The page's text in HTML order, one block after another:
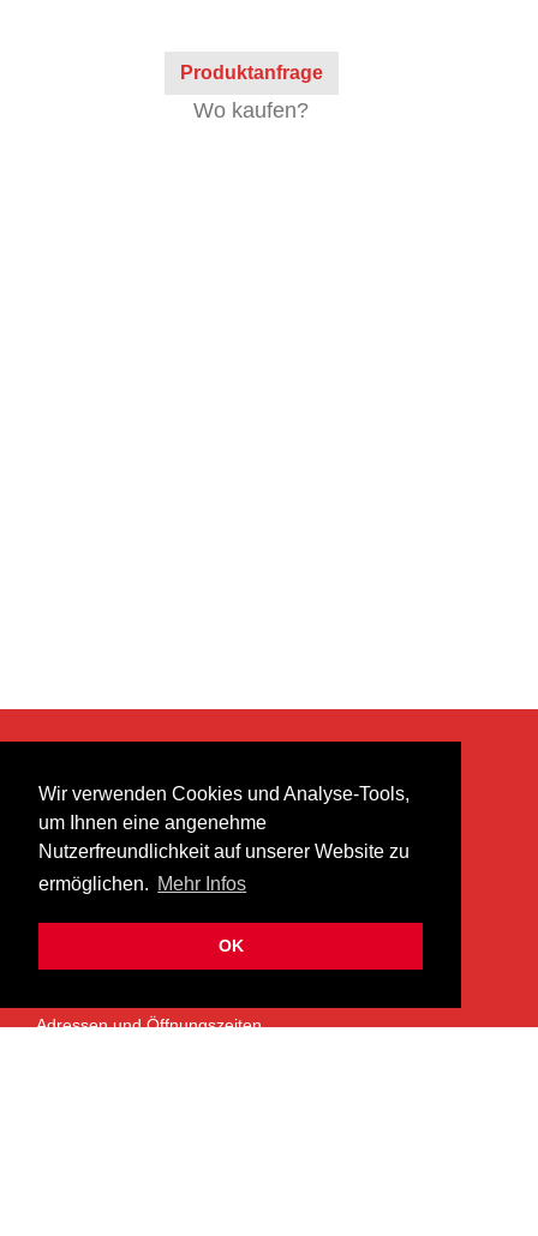
Wir verwenden Cookies und Analyse-Tools,
um Ihnen eine angenehme
Nutzerfreundlichkeit auf unserer Website zu
ermöglichen. Mehr Infos
OK
Produktanfrage
Wo kaufen?
heer musik ag
Lättenstrasse 35
8952 Schlieren
info@heermusic.com
ÜBER UNS
Adressen und Öffnungszeiten